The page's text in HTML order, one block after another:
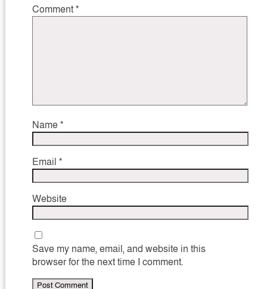
Comment*
Name*
Email *
Website
Save my name, email, and website in this
browser for the next time I comment.